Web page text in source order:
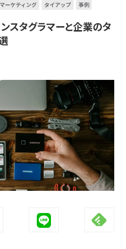
ーケティング タイアップ 事例
スタグラマーと企業のタ